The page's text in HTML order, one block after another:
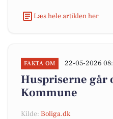
Læs hele artiklen her
FAKTA OM 22-05-2026
Huspriserne går
Kommune
Kilde: Boliga.dk